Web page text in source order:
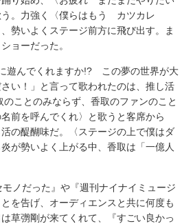
。力強く〈僕らはもう カツカレ
勢いよくステージ前方に飛び出す。ま
ョーだった。
遊んでくれますか!? この夢の世界が大
い！」と言って歌われたのは、推し活
ことのみならず、香取のファンのこと
前を呼んでくれ〉と歌うと客席から
の醍醐味だ。〈ステージの上で僕はダ
が勢いよく上がる中、香取は「一億人
ノだった』や『週刊ナイナイミュージ
を告げ、オーディエンスと共に何度も
草彅剛が来てくれて、『すごい良かっ